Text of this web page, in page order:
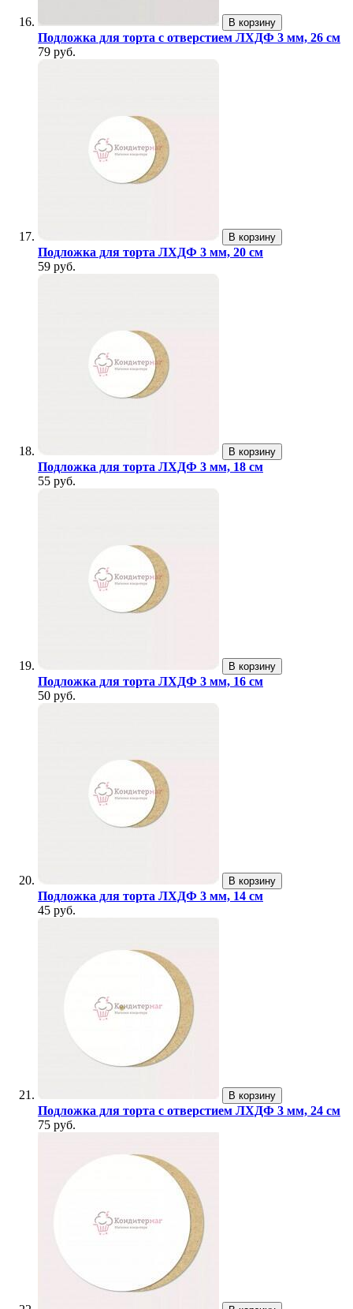
В корзину
Подложка для торта с отверстием ЛХДФ 3 мм, 26 см
79 руб.
В корзину
Подложка для торта ЛХДФ 3 мм, 20 см
59 руб.
В корзину
Подложка для торта ЛХДФ 3 мм, 18 см
55 руб.
В корзину
Подложка для торта ЛХДФ 3 мм, 16 см
50 руб.
В корзину
Подложка для торта ЛХДФ 3 мм, 14 см
45 руб.
В корзину
Подложка для торта с отверстием ЛХДФ 3 мм, 24 см
75 руб.